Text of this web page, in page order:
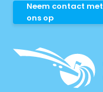
Neem contact met
ons op